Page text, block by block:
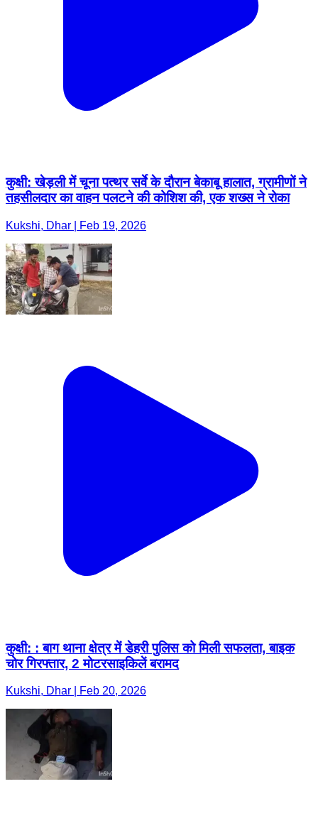
कुक्षी: खेड़ली में चूना पत्थर सर्वे के दौरान बेकाबू हालात, ग्रामीणों ने
तहसीलदार का वाहन पलटने की कोशिश की, एक शख्स ने रोका
Kukshi, Dhar | Feb 19, 2026
कुक्षी: : बाग थाना क्षेत्र में डेहरी पुलिस को मिली सफलता, बाइक
चोर गिरफ्तार, 2 मोटरसाइकिलें बरामद
Kukshi, Dhar | Feb 20, 2026